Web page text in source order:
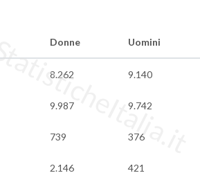
Donne Uomini
8.262 9.140
9.987 9.742
739 376
2.146 421